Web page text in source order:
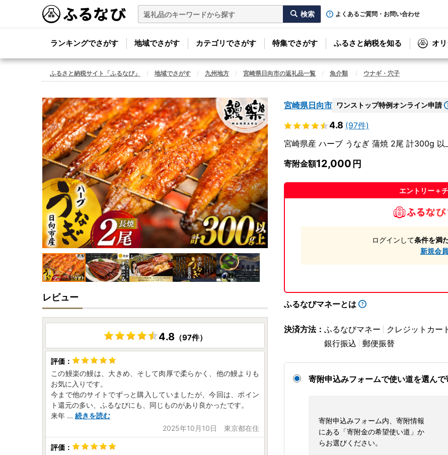
よくあるご質問・お問い合わせ
ランキングでさがす 地域でさがす カテゴリでさがす 特集でさがす ふるさと納税を知る オ
ふるさと納税サイト「ふるなび」 地域でさがす 九州地方 宮崎県日向市の返礼品一覧 魚介類 ウナギ・穴子
宮崎県日向市 ワンストップ特例オンライン申請
4.8 (97件)
宮崎県産 ハーブ うなぎ 蒲焼 2尾 計300g 以
寄附金額12,000
エントリー＋
ログインして条件を満
新規会
ふるなびマネーとは
決済方法： ふるなびマネー クレジットカー
銀行振込
郵便振替
寄附申込みフォームで使い道を選んで
寄附申込みフォーム内、寄附情報
にある「寄附金の希望使い道」か
らお選びください。
レビュー
4.8（97件）
この鰻楽の鰻は、大きめ、そして肉厚で柔らかく、他の鰻よりも
お気に入りです。
今まで他のサイトでずっと購入していましたが、今回は、ポイン
ト還元の多い、ふるなびにも、同じものがあり良かったです。
来年 ... 続きを読む
2025年10月10日 東京都在住